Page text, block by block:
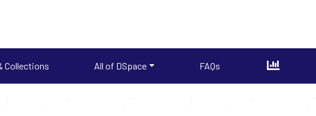
Collections All of DSpace FAQs